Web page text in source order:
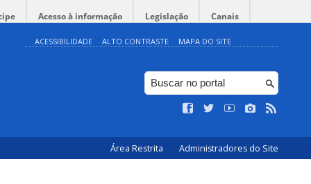
Acesso à informação Legislação Canais
ACESSIBILIDADE ALTO CONTRASTE MAPA DO SITE
Área Restrita Administradores do Site